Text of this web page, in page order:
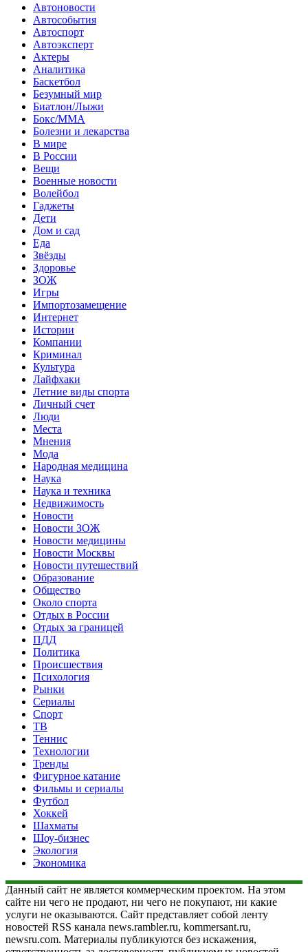
Автоновости
Автособытия
Автоспорт
Автоэксперт
Актеры
Аналитика
Баскетбол
Безумный мир
Биатлон/Лыжи
Бокс/MMA
Болезни и лекарства
В мире
В России
Вещи
Военные новости
Волейбол
Гаджеты
Дети
Дом и сад
Еда
Звёзды
Здоровье
ЗОЖ
Игры
Импортозамещение
Интернет
Истории
Компании
Криминал
Культура
Лайфхаки
Летние виды спорта
Личный счет
Люди
Места
Мнения
Мода
Народная медицина
Наука
Наука и техника
Недвижимость
Новости
Новости ЗОЖ
Новости медицины
Новости Москвы
Новости путешествий
Образование
Общество
Около спорта
Отдых в России
Отдых за границей
ПДД
Политика
Происшествия
Психология
Рынки
Сериалы
Спорт
ТВ
Теннис
Технологии
Тренды
Фигурное катание
Фильмы и сериалы
Футбол
Хоккей
Шахматы
Шоу-бизнес
Экология
Экономика
Данный сайт не является коммерческим проектом. На этом
сайте ни чего не продают, ни чего не покупают, ни какие
услуги не оказываются. Сайт представляет собой ленту
новостей RSS канала news.rambler.ru, kommersant.ru,
newsru.com. Материалы публикуются без искажения,